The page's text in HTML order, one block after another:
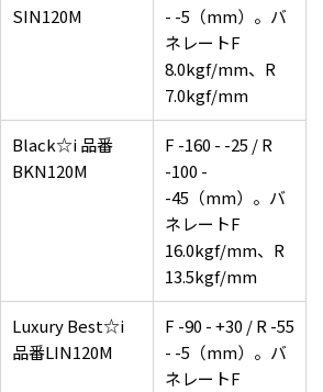
SIN120M
- -5（mm）。バ
ネレートF
8.0kgf/mm、R
7.0kgf/mm
Black☆i 品番
BKN120M
F -160 - -25 / R
-100 -
-45（mm）。バ
ネレートF
16.0kgf/mm、R
13.5kgf/mm
Luxury Best☆i
品番LIN120M
F -90 - +30 / R -55
- -5（mm）。バ
ネレートF